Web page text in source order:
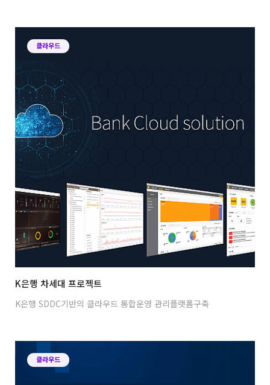
클라우드
K은행 차세대 프로젝트
K은행 SDDC기반의 클라우드 통합운영 관리플랫폼구축
클라우드